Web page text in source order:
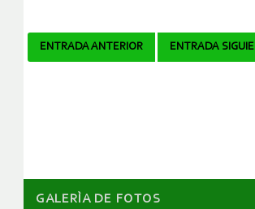
Navegador
ENTRADA ANTERIOR ENTRADA
GALERÌA DE FOTOS